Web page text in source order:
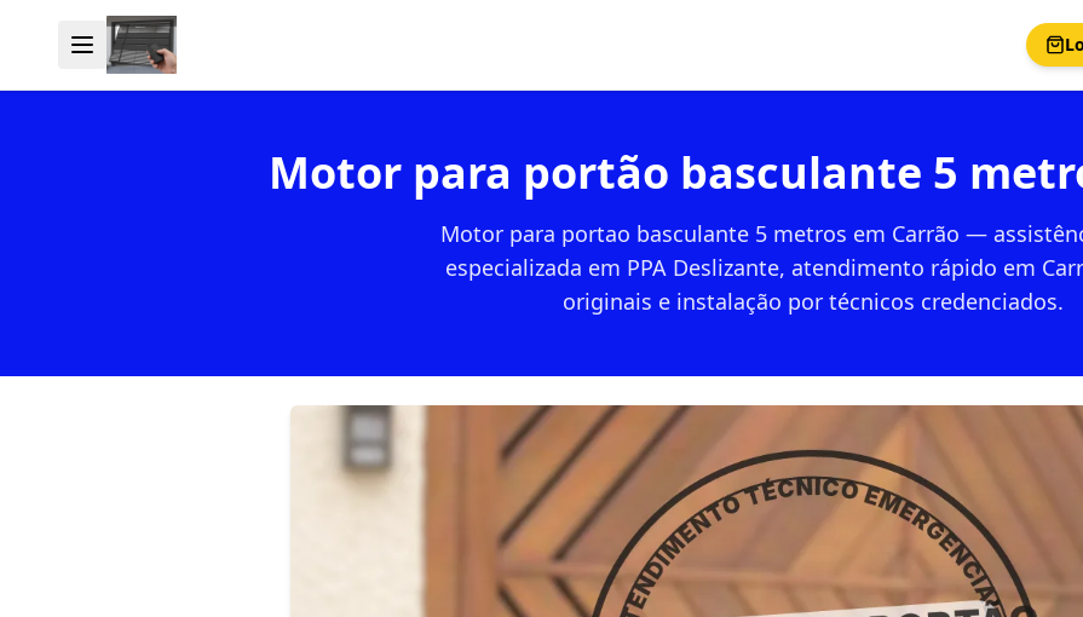
Motor para portão basculante 5
Motor para portao basculante 5 metros em Carrão —
especializada em PPA Deslizante, atendimento rápido em
originais e instalação por técnicos credenciados.